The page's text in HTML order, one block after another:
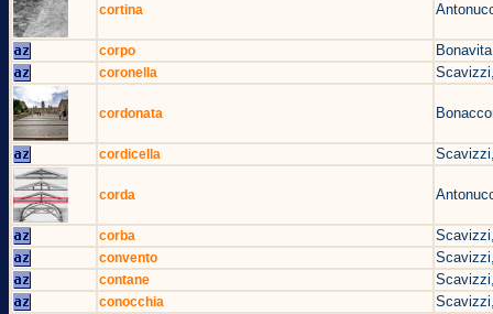
cortina
corpo
coronella
cordonata
cordicella
corda
corba
convento
contane
conocchia